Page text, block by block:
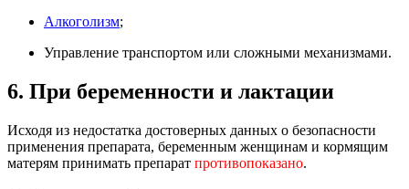
Алкоголизм;
Управление транспортом или сложными механизмами.
6. При беременности и лактации
Исходя из недостатка достоверных данных о безопасности
применения препарата, беременным женщинам и кормящим
матерям принимать препарат противопоказано.